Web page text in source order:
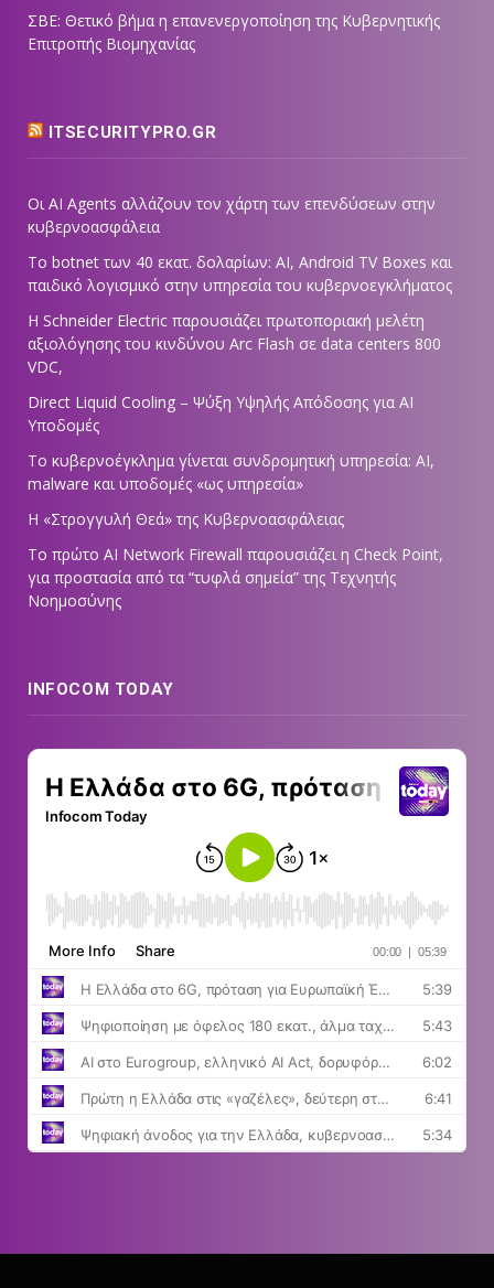
ΣΒΕ: Θετικό βήμα η επανενεργοποίηση της Κυβερνητικής
Επιτροπής Βιομηχανίας
ITSECURITYPRO.GR
Οι AI Agents αλλάζουν τον χάρτη των επενδύσεων στην
κυβερνοασφάλεια
Το botnet των 40 εκατ. δολαρίων: AI, Android TV Boxes και
παιδικό λογισμικό στην υπηρεσία του κυβερνοεγκλήματος
Η Schneider Electric παρουσιάζει πρωτοποριακή μελέτη
αξιολόγησης του κινδύνου Arc Flash σε data centers 800
VDC,
Direct Liquid Cooling – Ψύξη Υψηλής Απόδοσης για AI
Υποδομές
Το κυβερνοέγκλημα γίνεται συνδρομητική υπηρεσία: AI,
malware και υποδομές «ως υπηρεσία»
Η «Στρογγυλή Θεά» της Κυβερνοασφάλειας
Tο πρώτο AI Network Firewall παρουσιάζει η Check Point,
για προστασία από τα “τυφλά σημεία” της Τεχνητής
Νοημοσύνης
INFOCOM TODAY